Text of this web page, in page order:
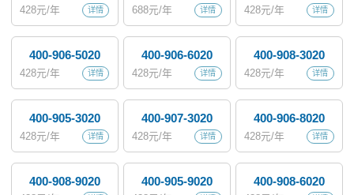
详情
428元/年 详情
688元/年 详情
428元/年
400-906-5020
详情
428元/年
400-906-6020
详情
428元/年
400-908-3020
详情
428元/年
400-905-3020
详情
428元/年
400-907-3020
详情
428元/年
400-906-8020
详情
428元/年
400-908-9020 400-905-9020 400-908-6020